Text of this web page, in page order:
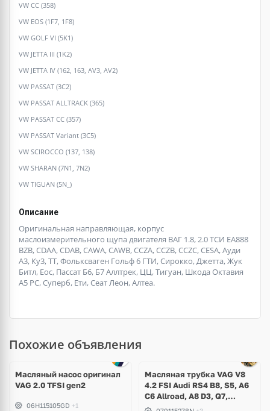
VW CC (358)
VW EOS (1F7, 1F8)
VW GOLF VI (5K1)
VW JETTA III (1K2)
VW JETTA IV (162, 163, AV3, AV2)
VW PASSAT (3C2)
VW PASSAT ALLTRACK (365)
VW PASSAT CC (357)
VW PASSAT Variant (3C5)
VW SCIROCCO (137, 138)
VW SHARAN (7N1, 7N2)
VW TIGUAN (5N_)
Описание
Оригинальная направляющая, корпус
маслоизмерительного щупа двигателя ВАГ 1.8, 2.0 ТСИ ЕА888
BZB, CDAA, CDAB, CAWA, CAWB, CCZA, CCZB, CCZC, CESA, Ауди
А3, Ку3, ТТ, Фольксваген Гольф 6 ГТИ, Сирокко, Джетта, Жук
Битл, Еос, Пассат Б6, Б7 Аллтрек, ЦЦ, Тигуан, Шкода Октавия
А5 РС, Суперб, Ети, Сеат Леон, Алтеа.
Похожие объявления
Масляный насос оригинал
VAG 2.0 TFSI gen2
06H115105GD +1
Масляная трубка VAG V8
4.2 FSI Audi RS4 B8, S5, A6
C6 Allroad, A8 D3, Q7,
Volkswagen Touareg